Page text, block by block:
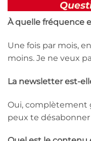
À quelle fréquence
Une fois par mois,
moins. Je ne veux
La newsletter est-
Oui, complètement
peux te